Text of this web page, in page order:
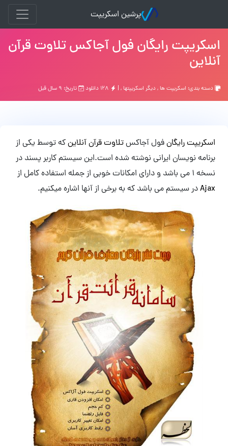
پرشین اسکریپت
اسکریپت رایگان فول آجاکس تلاوت قرآن
آنلاین
دسته بندی: اسکریپت ها,ديگر اسكريپتها, | تاریخ: ۹ سال قبل
اسکریپت رایگانفول آجاکستلاوت قرآن آنلاینکه توسط یکی از
برنامه نویسان ایرانی نوشته شده است.این سیستم کاربر پسند در
نسخه ۱ می باشد و دارای امکانات خوبی از جمله استفاده کامل از
Ajaxدر سیستم می باشد که به برخی از آنها اشاره میکنیم.